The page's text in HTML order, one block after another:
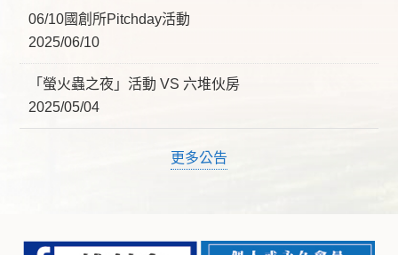
06/10國創所Pitchday活動
2025/06/10
「螢火蟲之夜」活動 VS 六堆伙房
2025/05/04
更多公告